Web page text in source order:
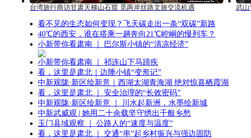
台湾旅行商访甘肃天梯山石窟 觅两岸丝路文旅交流机遇 武山
看不见的生态如何变现？飞天碳走出一条“双碳”新路
40℃的西安，谁在搭乘一趟奔向21℃崆峒的慢列车？
小新带你看肃南 ｜ 巴尔斯小镇的“清凉经济”
小新带你看肃南 ｜ 祁连山下马蹄疾
看，这里是肃北｜边陲小镇“变形记”
中新观陇·新区绘新意｜西湖太湖青海湖 绝对惊喜栖霞湖
看，这里是肃北 ｜ 安全治理的“长效密码”
中新观陇·新区绘新意 ｜ 川水起新洲，水墨绘新城
中新武威观 | 她用二十余载坚守绣出千般乡愁
玉门县域观察 ｜ 公路人的“速度与温度”
看，这里是肃北 ｜ 交通“串”起乡村振兴与强边固防